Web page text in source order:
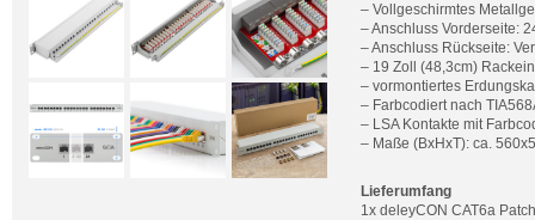
– Vollgeschirmtes
– Anschluss Vorderseite:
– Anschluss Rückseite:
– 19 Zoll (48,3cm)
– vormontiertes
– Farbcodiert nach
– LSA Kontakte mit
– Maße (BxHxT): ca.
Lieferumfang
1x deleyCON CAT6a